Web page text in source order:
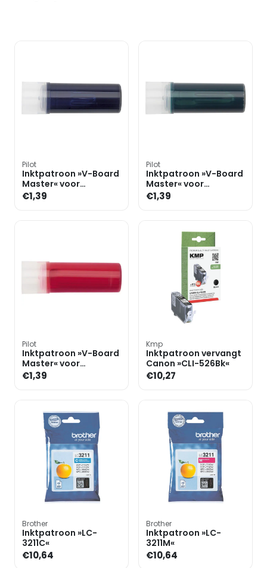
Pilot
Inktpatroon »V-Board
Master« voor
whiteboard markers
€1,39
Pilot
Inktpatroon »V-Board
Master« voor
whiteboard markers
€1,39
Pilot
Inktpatroon »V-Board
Master« voor
whiteboard markers
€1,39
Kmp
Inktpatroon vervangt
Canon »CLI-526Bk«
€10,27
Brother
Inktpatroon »LC-
3211C«
€10,64
Brother
Inktpatroon »LC-
3211M«
€10,64